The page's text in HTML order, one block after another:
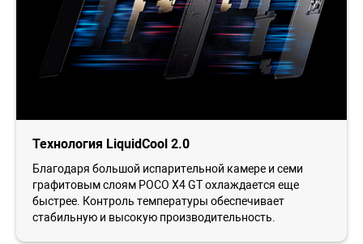
Технология LiquidCool 2.0
Благодаря большой испарительной камере и семи
графитовым слоям POCO X4 GT охлаждается еще
быстрее. Контроль температуры обеспечивает
стабильную и высокую производительность.